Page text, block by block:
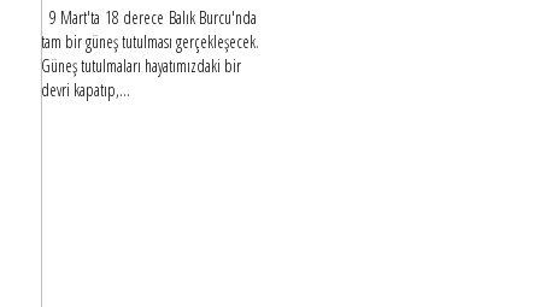
9 Mart'ta 18 derece Balık Burcu'nda
tam bir güneş tutulması gerçekleşecek.
Güneş tutulmaları hayatımızdaki bir
devri kapatıp,...